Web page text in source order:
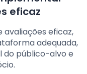
eficaz
eficaz,
adequada,
do público-alvo e